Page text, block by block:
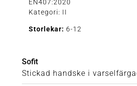
EN407:2020
Kategori: II
Storlekar: 6-12
Sofit
Stickad handske i